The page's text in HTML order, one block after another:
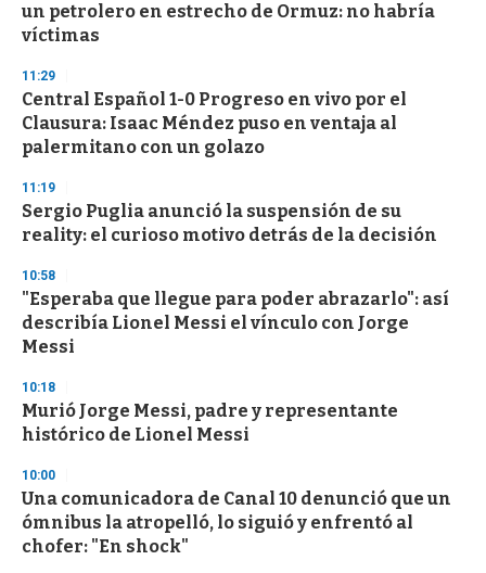
un petrolero en estrecho de Ormuz: no habría
víctimas
11:29
Central Español 1-0 Progreso en vivo por el
Clausura: Isaac Méndez puso en ventaja al
palermitano con un golazo
11:19
Sergio Puglia anunció la suspensión de su
reality: el curioso motivo detrás de la decisión
10:58
"Esperaba que llegue para poder abrazarlo": así
describía Lionel Messi el vínculo con Jorge
Messi
10:18
Murió Jorge Messi, padre y representante
histórico de Lionel Messi
10:00
Una comunicadora de Canal 10 denunció que un
ómnibus la atropelló, lo siguió y enfrentó al
chofer: "En shock"